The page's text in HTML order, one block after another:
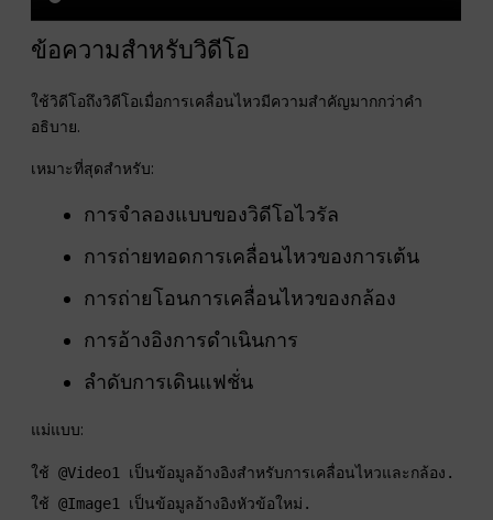
ใช้วิดีโอถึงวิดีโอเมื่อการเคลื่อนไหวมีความสำคัญมากกว่าคำ
การจำลองแบบของวิดีโอไวรัล
การถ่ายทอดการเคลื่อนไหวของการเต้น
การอ้างอิงการดำเนินการ